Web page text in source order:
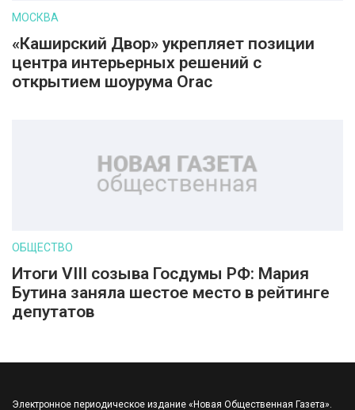
МОСКВА
«Каширский Двор» укрепляет позиции
центра интерьерных решений с
открытием шоурума Orac
ОБЩЕСТВО
Итоги VIII созыва Госдумы РФ: Мария
Бутина заняла шестое место в рейтинге
депутатов
Электронное периодическое издание «Новая Общественная Газета».